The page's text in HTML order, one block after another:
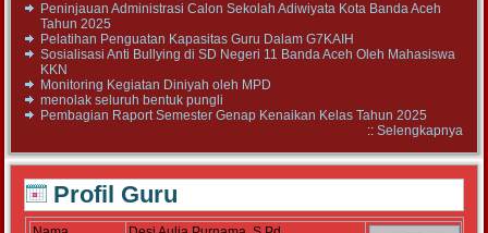
Peninjauan Administrasi Calon Sekolah Adiwiyata Kota Banda Aceh
Tahun 2025
Pelatihan Penguatan Kapasitas Guru Dalam G7KAIH
Sosialisasi Anti Bullying di SD Negeri 11 Banda Aceh Oleh Mahasiswa
KKN
Monitoring Kegiatan Diniyah oleh MPD
menolak seluruh bentuk pungli
Pembagian Raport Semester Genap Kenaikan Kelas Tahun 2025
:: Selengkapnya
Profil Guru